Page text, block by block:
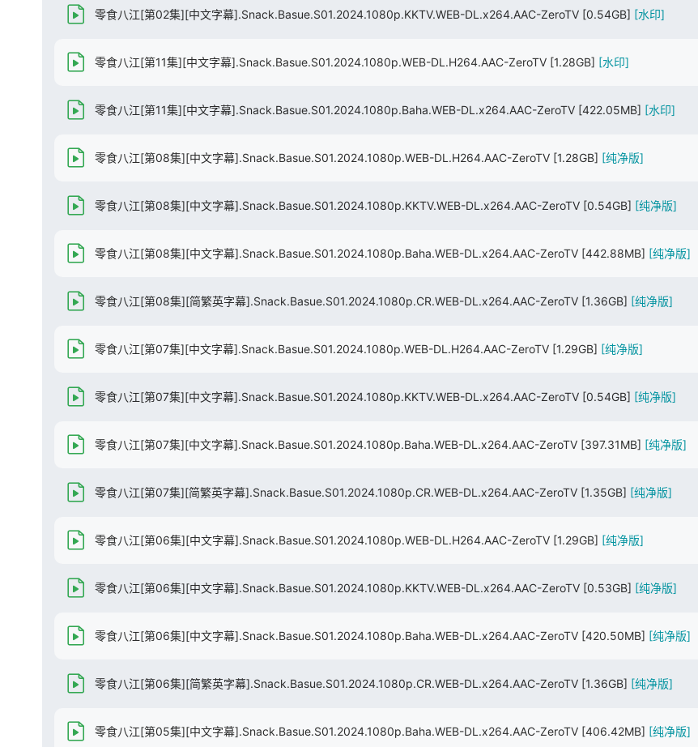
零食八江[第02集][中文字幕].Snack.Basue.S01.2024.1080p.KKTV.WEB-DL.x264.AAC-ZeroTV [0.54GB] [水印]
零食八江[第11集][中文字幕].Snack.Basue.S01.2024.1080p.WEB-DL.H264.AAC-ZeroTV [1.28GB] [水印]
零食八江[第11集][中文字幕].Snack.Basue.S01.2024.1080p.Baha.WEB-DL.x264.AAC-ZeroTV [422.05MB] [水印]
零食八江[第08集][中文字幕].Snack.Basue.S01.2024.1080p.WEB-DL.H264.AAC-ZeroTV [1.28GB] [纯净版]
零食八江[第08集][中文字幕].Snack.Basue.S01.2024.1080p.KKTV.WEB-DL.x264.AAC-ZeroTV [0.54GB] [纯净版]
零食八江[第08集][中文字幕].Snack.Basue.S01.2024.1080p.Baha.WEB-DL.x264.AAC-ZeroTV [442.88MB] [纯净版]
零食八江[第08集][简繁英字幕].Snack.Basue.S01.2024.1080p.CR.WEB-DL.x264.AAC-ZeroTV [1.36GB] [纯净版]
零食八江[第07集][中文字幕].Snack.Basue.S01.2024.1080p.WEB-DL.H264.AAC-ZeroTV [1.29GB] [纯净版]
零食八江[第07集][中文字幕].Snack.Basue.S01.2024.1080p.KKTV.WEB-DL.x264.AAC-ZeroTV [0.54GB] [纯净版]
零食八江[第07集][中文字幕].Snack.Basue.S01.2024.1080p.Baha.WEB-DL.x264.AAC-ZeroTV [397.31MB] [纯净版]
零食八江[第07集][简繁英字幕].Snack.Basue.S01.2024.1080p.CR.WEB-DL.x264.AAC-ZeroTV [1.35GB] [纯净版]
零食八江[第06集][中文字幕].Snack.Basue.S01.2024.1080p.WEB-DL.H264.AAC-ZeroTV [1.29GB] [纯净版]
零食八江[第06集][中文字幕].Snack.Basue.S01.2024.1080p.KKTV.WEB-DL.x264.AAC-ZeroTV [0.53GB] [纯净版]
零食八江[第06集][中文字幕].Snack.Basue.S01.2024.1080p.Baha.WEB-DL.x264.AAC-ZeroTV [420.50MB] [纯净版]
零食八江[第06集][简繁英字幕].Snack.Basue.S01.2024.1080p.CR.WEB-DL.x264.AAC-ZeroTV [1.36GB] [纯净版]
零食八江[第05集][中文字幕].Snack.Basue.S01.2024.1080p.Baha.WEB-DL.x264.AAC-ZeroTV [406.42MB] [纯净版]